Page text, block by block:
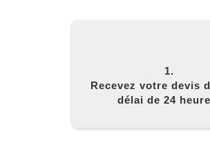
1.
Recevez votre devis
délai de 24